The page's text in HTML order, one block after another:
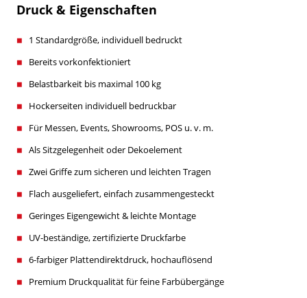
Druck & Eigenschaften
1 Standardgröße, individuell bedruckt
Bereits vorkonfektioniert
Belastbarkeit bis maximal 100 kg
Hockerseiten individuell bedruckbar
Für Messen, Events, Showrooms, POS u. v. m.
Als Sitzgelegenheit oder Dekoelement
Zwei Griffe zum sicheren und leichten Tragen
Flach ausgeliefert, einfach zusammengesteckt
Geringes Eigengewicht & leichte Montage
UV-beständige, zertifizierte Druckfarbe
6-farbiger Plattendirektdruck, hochauflösend
Premium Druckqualität für feine Farbübergänge